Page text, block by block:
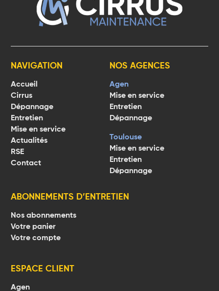
NAVIGATION
Accueil
Cirrus
Dépannage
Entretien
Mise en service
Actualités
RSE
Contact
NOS AGENCES
Agen
Mise en service
Entretien
Dépannage
Toulouse
Mise en service
Entretien
Dépannage
ABONNEMENTS D’ENTRETIEN
Nos abonnements
Votre panier
Votre compte
ESPACE CLIENT
Agen